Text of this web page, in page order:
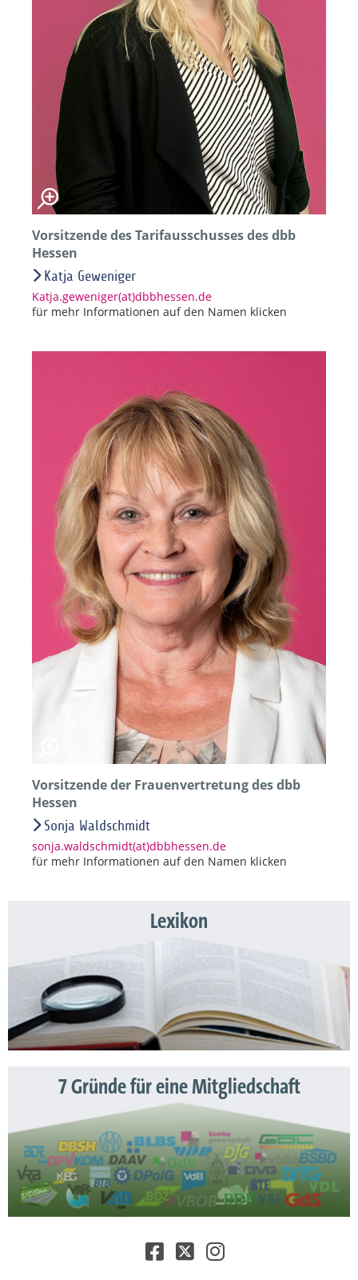
Vorsitzende des Tarifausschusses des dbb
Hessen
Katja Geweniger
Katja.geweniger(at)dbbhessen.de
für mehr Informationen auf den Namen klicken
Vorsitzende der Frauenvertretung des dbb
Hessen
Sonja Waldschmidt
sonja.waldschmidt(at)dbbhessen.de
für mehr Informationen auf den Namen klicken
Lexikon
7 Gründe für eine Mitgliedschaft